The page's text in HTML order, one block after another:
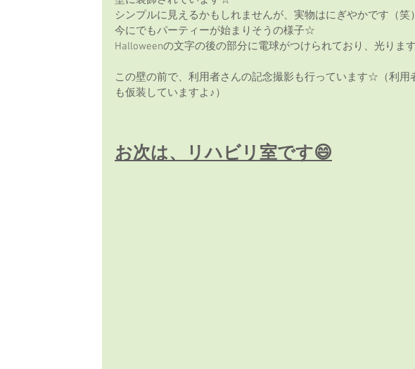
シンプルに見えるかもしれませんが、実物はにぎやかです（笑
今にでもパーティーが始まりそうの様子☆
Halloweenの文字の後の部分に電球がつけられており、光りま
この壁の前で、利用者さんの記念撮影も行っています☆（利用
も仮装していますよ♪）
お次は、リハビリ室です😄